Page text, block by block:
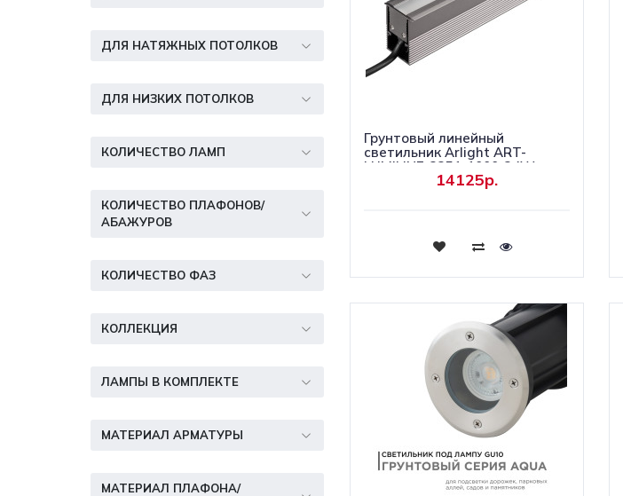
ДЛЯ НАТЯЖНЫХ ПОТОЛКОВ
ДЛЯ НИЗКИХ ПОТОЛКОВ
КОЛИЧЕСТВО ЛАМП
КОЛИЧЕСТВО ПЛАФОНОВ/
АБАЖУРОВ
КОЛИЧЕСТВО ФАЗ
КОЛЛЕКЦИЯ
ЛАМПЫ В КОМПЛЕКТЕ
МАТЕРИАЛ АРМАТУРЫ
МАТЕРИАЛ ПЛАФОНА/
Грунтовый линейный
светильник Arlight ART-
LUMILINE-3351-1000-24W
Warm3000 027994(1)
14125р.
Купить